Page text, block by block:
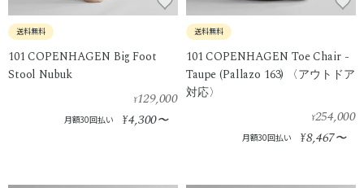
送料無料
101 COPENHAGEN Big Foot
Stool Nubuk
¥129,000
月額30回払い ¥4,300〜
送料無料
101 COPENHAGEN Toe Chair -
Taupe (Pallazo 163) 〈アウトドア
対応〉
¥254,000
月額30回払い ¥8,467〜